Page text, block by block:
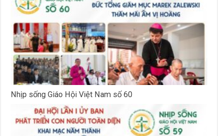
Nhịp sống Giáo Hội Việt Nam số 60